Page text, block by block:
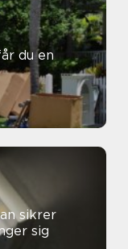
sikrer
sig